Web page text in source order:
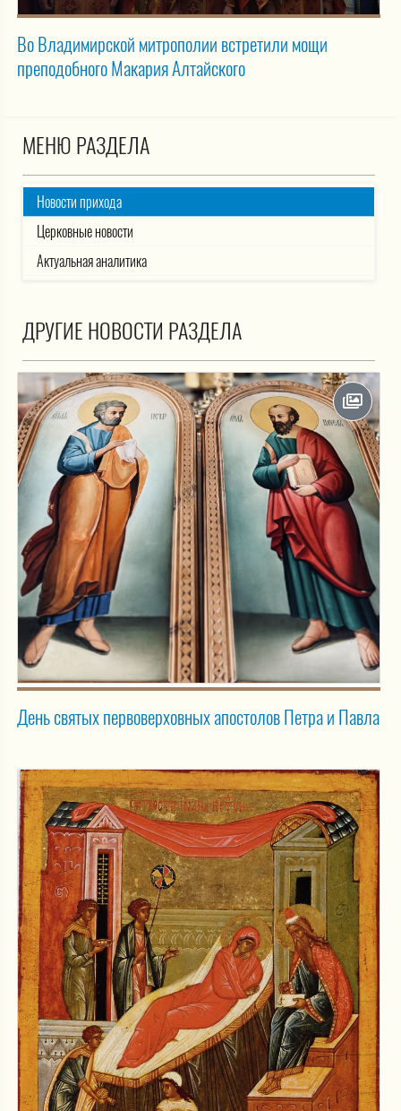
Во Владимирской митрополии встретили мощи
преподобного Макария Алтайского
МЕНЮ РАЗДЕЛА
Новости прихода
Церковные новости
Актуальная аналитика
ДРУГИЕ НОВОСТИ РАЗДЕЛА
День святых первоверховных апостолов Петра и Павла